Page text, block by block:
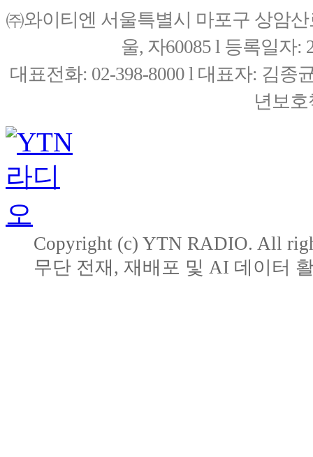
㈜와이티엔 서울특별시 마포구 상암
울, 자60085 l 등록일자:
대표전화: 02-398-8000 l 대표자: 김종
년보
Copyright (c) YTN RADIO. All
무단 전재, 재배포 및 AI 데이터